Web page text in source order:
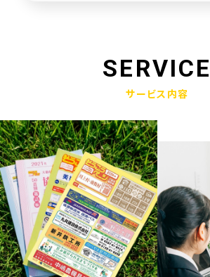
2024.12.17
赤穂市版「わたしの終活覚書」が神戸新聞に掲
2024.11.14
エンディングノート「わたしの終活覚書」書き方
2024.10.25
赤穂市エンディングノート「わたしの終活覚書」
SERVICE
サービス内容